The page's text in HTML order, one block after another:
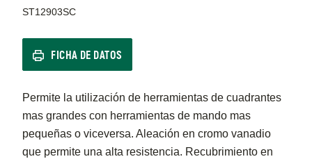
ST12903SC
FICHA DE DATOS
Permite la utilización de herramientas de cuadrantes
mas grandes con herramientas de mando mas
pequeñas o viceversa. Aleación en cromo vanadio
que permite una alta resistencia. Recubrimiento en